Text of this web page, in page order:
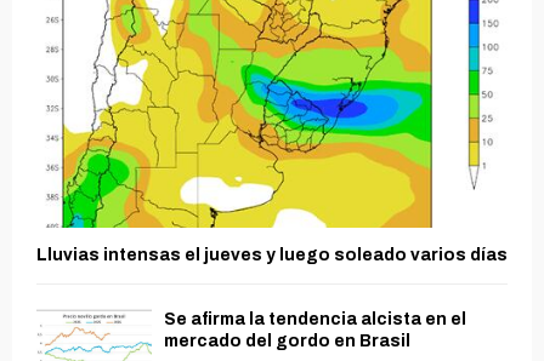
Lluvias intensas el jueves y luego soleado varios días
Se afirma la tendencia alcista en el
mercado del gordo en Brasil